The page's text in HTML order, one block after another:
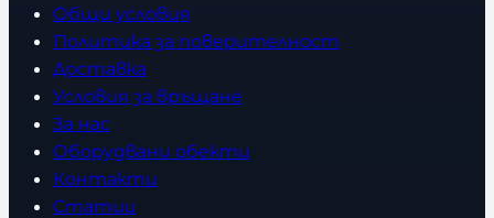
Общи условия
Политика за поверителност
Доставка
Условия за връщане
За нас
Оборудвани обекти
Контакти
Статии